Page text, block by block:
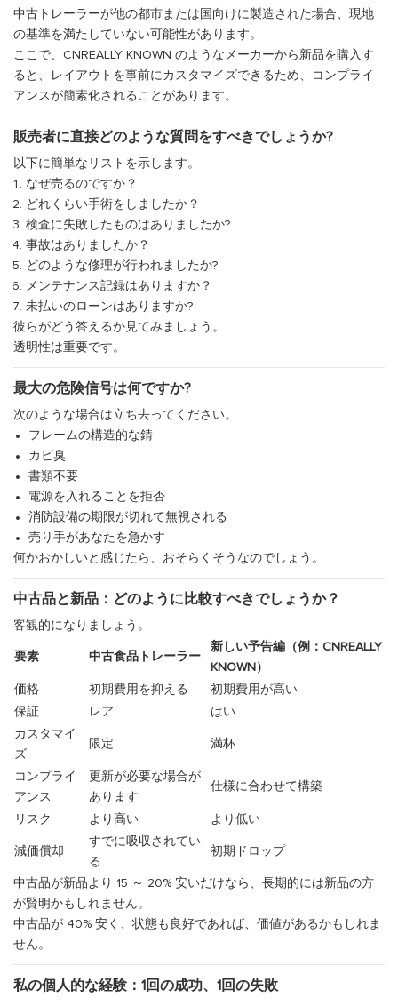
中古トレーラーが他の都市または国向けに製造された場合、現地
の基準を満たしていない可能性があります。
ここで、CNREALLY KNOWN のようなメーカーから新品を購入す
ると、レイアウトを事前にカスタマイズできるため、コンプライ
アンスが簡素化されることがあります。
販売者に直接どのような質問をすべきでしょうか?
以下に簡単なリストを示します。
なぜ売るのですか？
どれくらい手術をしましたか？
検査に失敗したものはありましたか?
事故はありましたか？
どのような修理が行われましたか?
メンテナンス記録はありますか？
未払いのローンはありますか?
彼らがどう答えるか見てみましょう。
透明性は重要です。
最大の危険信号は何ですか?
次のような場合は立ち去ってください。
フレームの構造的な錆
カビ臭
書類不要
電源を入れることを拒否
消防設備の期限が切れて無視される
売り手があなたを急かす
何かおかしいと感じたら、おそらくそうなのでしょう。
中古品と新品：どのように比較すべきでしょうか？
客観的になりましょう。
要素 中古食品トレーラー
新しい予告編（例：CNREALLY
KNOWN）
価格
初期費用を抑える
初期費用が高い
保証
レア
はい
カスタマイ
ズ
限定 満杯
コンプライ
アンス
更新が必要な場合が
あります
仕様に合わせて構築
リスク より高い より低い
減価償却
すでに吸収されてい
る
初期ドロップ
中古品が新品より 15 ～ 20% 安いだけなら、長期的には新品の方
が賢明かもしれません。
中古品が 40% 安く、状態も良好であれば、価値があるかもしれま
せん。
私の個人的な経験：1回の成功、1回の失敗